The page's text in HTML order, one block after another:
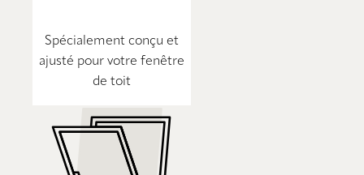
Spécialement conçu et
ajusté pour votre fenêtre
de toit